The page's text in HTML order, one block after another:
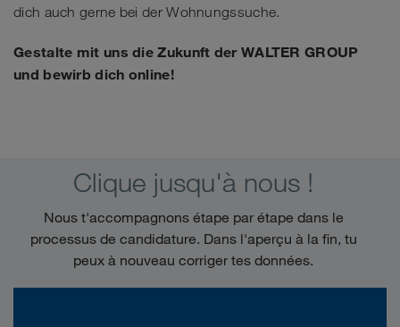
dich auch gerne bei der Wohnungssuche.
Gestalte mit uns die Zukunft der WALTER GROUP
und bewirb dich online!
Clique jusqu'à nous !
Nous t'accompagnons étape par étape dans le
processus de candidature. Dans l'aperçu à la fin, tu
peux à nouveau corriger tes données.